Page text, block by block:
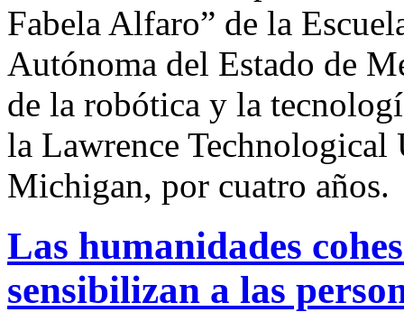
Fabela Alfaro” de la
Autónoma del Estado de
de la robótica y la
la Lawrence
Michigan, por cuatro años.
Las humanidades
sensibilizan a las